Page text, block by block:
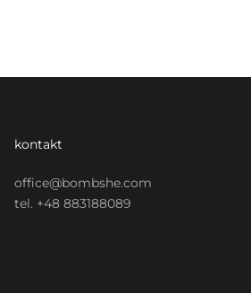
kontakt
office@bombshe.com
tel. +48 883188089